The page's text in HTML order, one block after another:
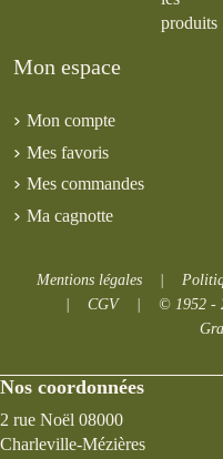
produits
Mon espace
Mon compte
Mes favoris
Mes commandes
Ma cagnotte
Mentions légales |
|
CGV| © 1952 -
Nos coordonnées
2 rue Noël 08000
Charleville-Mézières